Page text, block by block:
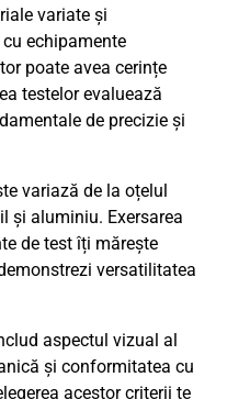
variate și
echipamente
poate avea cerințe
testelor evaluează
de precizie și
variază de la oțelul
și aluminiu. Exersarea
de test îți mărește
versatilitatea
aspectul vizual al
și conformitatea cu
acestor criterii te